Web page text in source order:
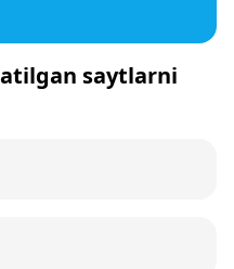
saytlarni